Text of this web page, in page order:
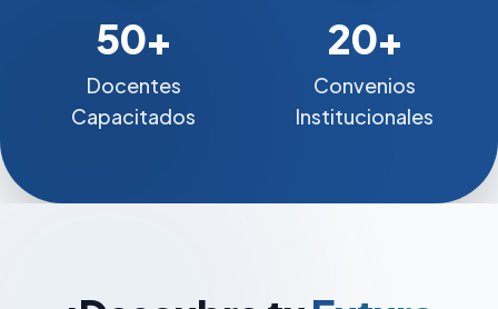
50+
Docentes
Capacitados
20+
Convenios
Institucionales